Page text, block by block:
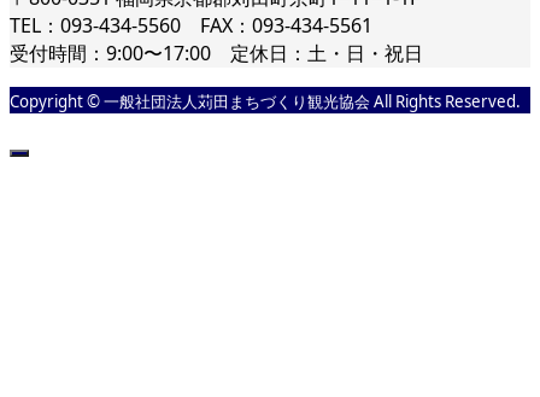
TEL：093-434-5560 FAX：093-434-5561
受付時間：9:00〜17:00 定休日：土・日・祝日
Copyright © 一般社団法人苅田まちづくり観光協会 All Rights Reserved.